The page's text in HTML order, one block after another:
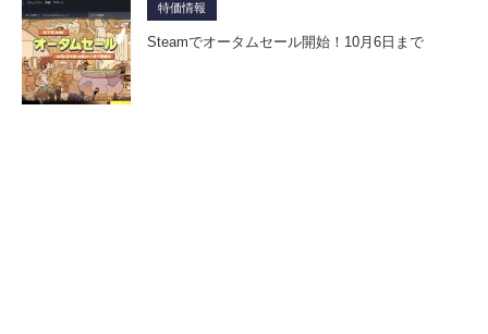
特価情報
Steamでオータムセール開始！10月6日まで